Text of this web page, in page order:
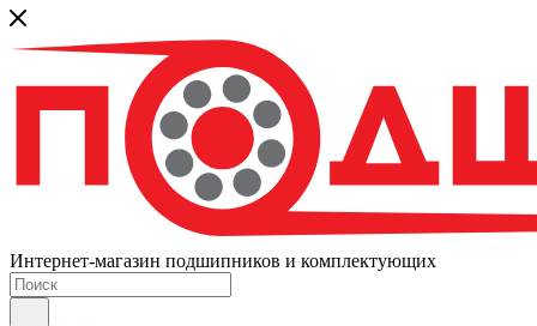
Интернет-магазин подшипников и комплектующих